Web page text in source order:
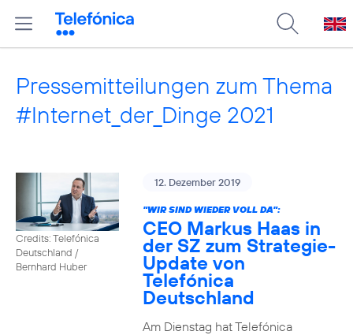
Pressemitteilungen zum Thema
#Internet_der_Dinge 2021
Credits: Telefónica
Deutschland /
Bernhard Huber
12. Dezember 2019
"WIR SIND WIEDER VOLL DA":
CEO Markus Haas in
der SZ zum Strategie-
Update von
Telefónica
Deutschland
Am Dienstag hat Telefónica